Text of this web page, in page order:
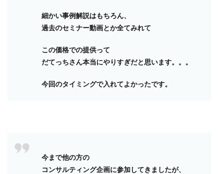
細かい事例解説はもちろん、
過去のセミナー動画とか全てみれて
この価格での提供って
だてっちさん本当にやりすぎだと思います。。。
今回のタイミングで入れてよかったです。
今まで他の方の
コンサルティング企画に参加してきましたが、